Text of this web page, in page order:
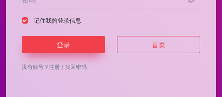
记住我的登录信息
登录 首页
没有账号？ 注册 / 找回密码